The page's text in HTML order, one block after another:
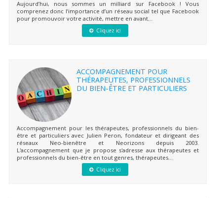
Aujourd’hui, nous sommes un milliard sur Facebook ! Vous
comprenez donc l’importance d’un réseau social tel que Facebook
pour promouvoir votre activité, mettre en avant...
Cliquez ici
ACCOMPAGNEMENT POUR
THÉRAPEUTES, PROFESSIONNELS
DU BIEN-ÊTRE ET PARTICULIERS
Accompagnement pour les thérapeutes, professionnels du bien-
être et particuliers avec Julien Peron, fondateur et dirigeant des
réseaux Neo-bienêtre et Neorizons depuis 2003.
L'accompagnement que je propose s'adresse aux thérapeutes et
professionnels du bien-être en tout genres, thérapeutes...
Cliquez ici